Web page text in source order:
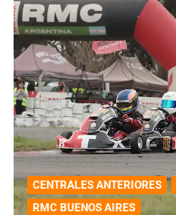
CENTRALES ANTERIORES
RMC BUENOS AIRES